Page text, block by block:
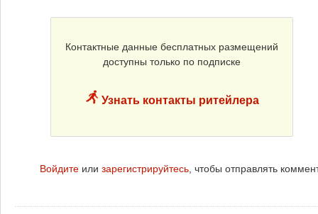
Контактные данные бесплатных размещений
доступны только по подписке
Узнать контакты ритейлера
Войдите или зарегистрируйтесь, чтобы отправлять